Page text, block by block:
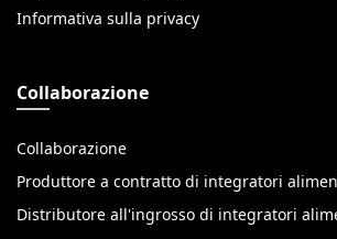
Informativa sulla privacy
Collaborazione
Collaborazione
Produttore a contratto di integratori
Distributore all'ingrosso di integratori